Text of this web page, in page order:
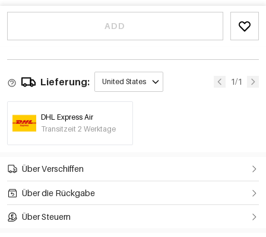
ADD
Lieferung: United States 1/1
DHL Express Air
Transitzeit 2 Werktage
Über Verschiffen
Über die Rückgabe
Über Steuern